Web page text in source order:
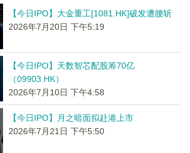
【今日IPO】大金重工[1081.HK]破发遭腰斩
2026年7月20日 下午5:19
【今日IPO】天数智芯配股筹70亿
（09903.HK）
2026年7月10日 下午4:58
【今日IPO】月之暗面拟赴港上市
2026年7月21日 下午5:50